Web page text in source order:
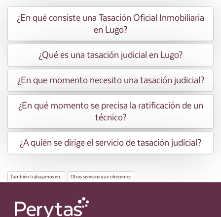
¿En qué consiste una Tasación Oficial Inmobiliaria
en Lugo?
¿Qué es una tasación judicial en Lugo?
¿En que momento necesito una tasación judicial?
¿En qué momento se precisa la ratificación de un
técnico?
¿A quién se dirige el servicio de tasación judicial?
También trabajamos en... Otros servicios que ofrecemos